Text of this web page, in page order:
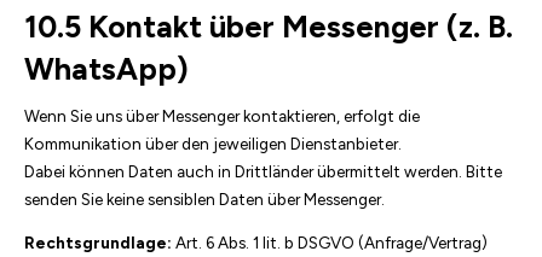
10.5 Kontakt über Messenger (z. B.
WhatsApp)
Wenn Sie uns über Messenger kontaktieren, erfolgt die
Kommunikation über den jeweiligen Dienstanbieter.
Dabei können Daten auch in Drittländer übermittelt werden. Bitte
senden Sie keine sensiblen Daten über Messenger.
Rechtsgrundlage: Art. 6 Abs. 1 lit. b DSGVO (Anfrage/Vertrag)